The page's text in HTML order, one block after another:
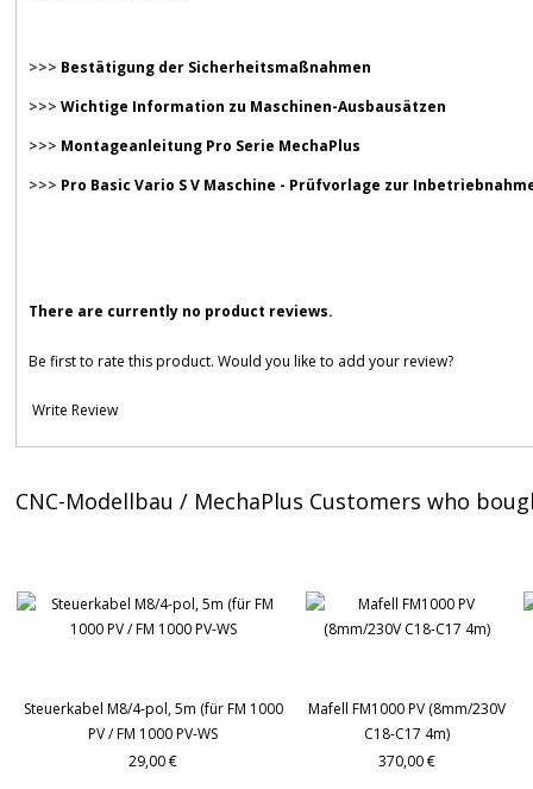
>>> Bestätigung der Sicherheitsmaßnahmen
>>> Wichtige Information zu Maschinen-Ausbausätzen
>>> Montageanleitung Pro Serie MechaPlus
>>> Pro Basic Vario S V Maschine - Prüfvorlage zur
There are currently no product reviews.
Be first to rate this product. Would you like to add your review?
Write Review
CNC-Modellbau / MechaPlus Customers who
Steuerkabel M8/4-pol, 5m (für FM 1000
PV / FM 1000 PV-WS
29,00 €
Mafell FM1000 PV (8mm/230V
C18-C17 4m)
370,00 €